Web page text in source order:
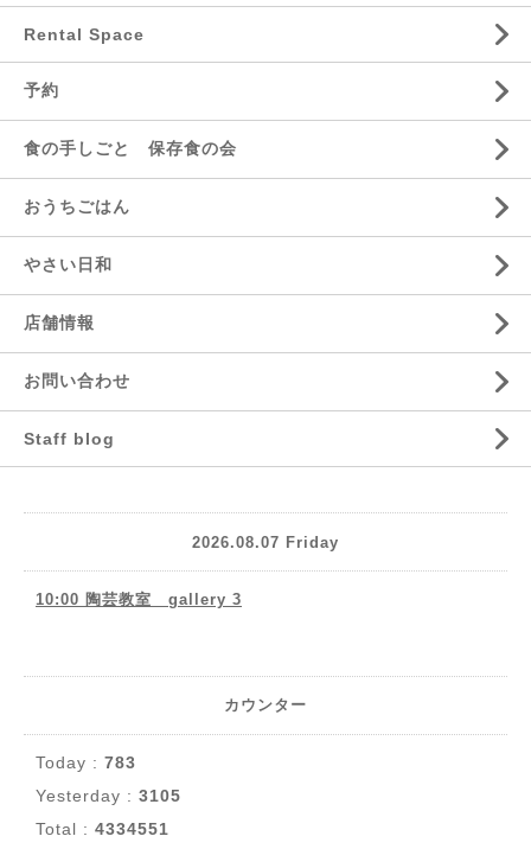
Rental Space
予約
食の手しごと 保存食の会
おうちごはん
やさい日和
店舗情報
お問い合わせ
Staff blog
2026.08.07 Friday
10:00 陶芸教室 gallery 3
カウンター
Today : 783
Yesterday : 3105
Total : 4334551